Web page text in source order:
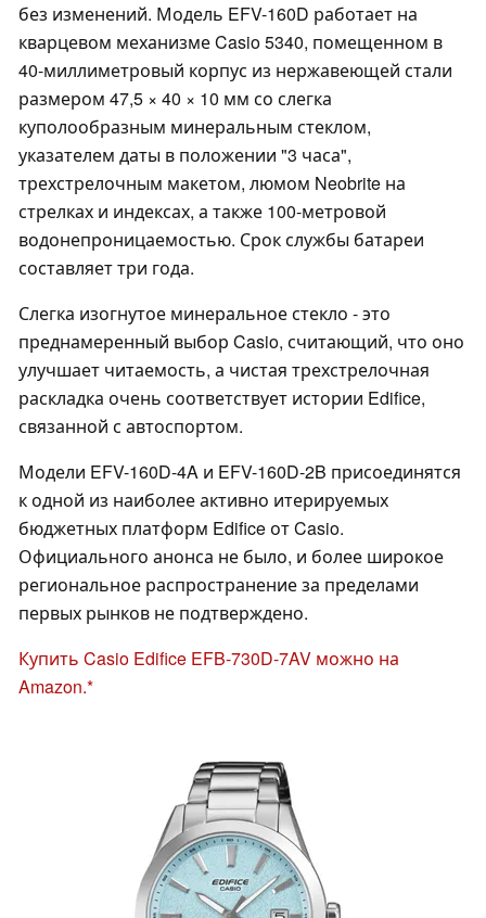
без изменений. Модель EFV-160D работает на
кварцевом механизме Casio 5340, помещенном в
40-миллиметровый корпус из нержавеющей стали
размером 47,5 × 40 × 10 мм со слегка
куполообразным минеральным стеклом,
указателем даты в положении "3 часа",
трехстрелочным макетом, люмом Neobrite на
стрелках и индексах, а также 100-метровой
водонепроницаемостью. Срок службы батареи
составляет три года.
Слегка изогнутое минеральное стекло - это
преднамеренный выбор Casio, считающий, что оно
улучшает читаемость, а чистая трехстрелочная
раскладка очень соответствует истории Edifice,
связанной с автоспортом.
Модели EFV-160D-4A и EFV-160D-2B присоединятся
к одной из наиболее активно итерируемых
бюджетных платформ Edifice от Casio.
Официального анонса не было, и более широкое
региональное распространение за пределами
первых рынков не подтверждено.
Купить Casio Edifice EFB-730D-7AV можно на
Amazon.